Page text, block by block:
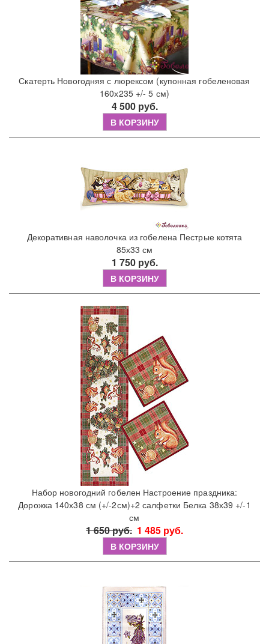
Скатерть Новогодняя с люрексом (купонная гобеленовая
160х235 +/- 5 см)
4 500 руб.
В КОРЗИНУ
Декоративная наволочка из гобелена Пестрые котята
85х33 см
1 750 руб.
В КОРЗИНУ
Набор новогодний гобелен Настроение праздника:
Дорожка 140х38 см (+/-2см)+2 салфетки Белка 38х39 +/-1
см
1 650 руб. 1 485 руб.
В КОРЗИНУ